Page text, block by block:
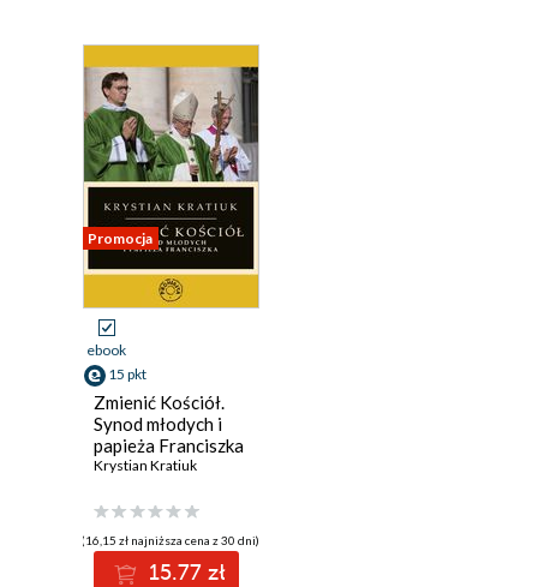
Promocja
ebook
15 pkt
Zmienić Kościół.
Synod młodych i
papieża Franciszka
Krystian Kratiuk
(16,15 zł najniższa cena z 30 dni)
15.77 zł